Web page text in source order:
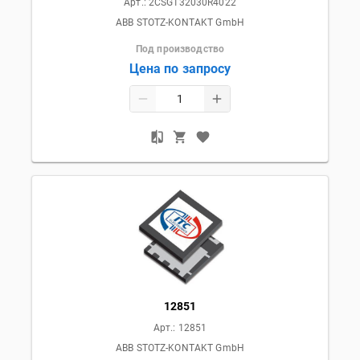
Арт.: 2CSG132030R4022
ABB STOTZ-KONTAKT GmbH
Под производство
Цена по запросу
12851
Арт.: 12851
ABB STOTZ-KONTAKT GmbH